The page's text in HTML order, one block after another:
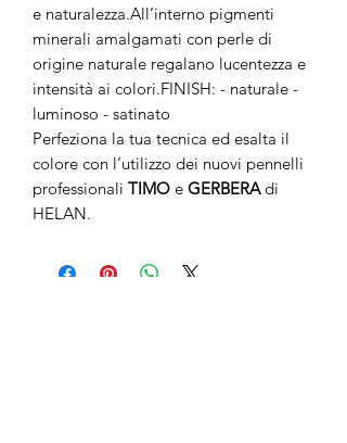
e naturalezza.All’interno pigmenti
minerali amalgamati con perle di
origine naturale regalano lucentezza e
intensità ai colori.FINISH: - naturale -
luminoso - satinato
Perfeziona la tua tecnica ed esalta il
colore con l’utilizzo dei nuovi pennelli
professionali TIMO e GERBERAdi
HELAN.